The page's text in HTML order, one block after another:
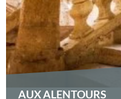
AUX ALENTOURS